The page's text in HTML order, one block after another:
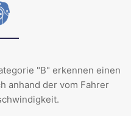
"B" erkennen einen
anhand der vom Fahrer